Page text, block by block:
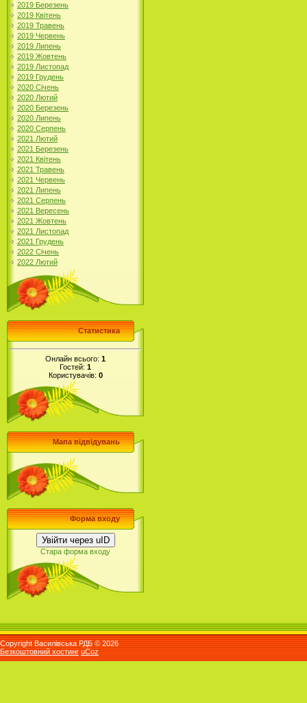
2019 Березень
2019 Квітень
2019 Травень
2019 Червень
2019 Липень
2019 Жовтень
2019 Листопад
2019 Грудень
2020 Січень
2020 Лютий
2020 Березень
2020 Липень
2020 Серпень
2021 Лютий
2021 Березень
2021 Квітень
2021 Травень
2021 Червень
2021 Липень
2021 Серпень
2021 Вересень
2021 Жовтень
2021 Листопад
2021 Грудень
2022 Січень
2022 Лютий
Статистика
Онлайн всього: 1
Гостей: 1
Користувачів: 0
Мапа відвідувань
Форма входу
Увійти через uID
Стара форма входу
Copyright Василівська РДБ © 2026
Безкоштовний хостинг uCoz